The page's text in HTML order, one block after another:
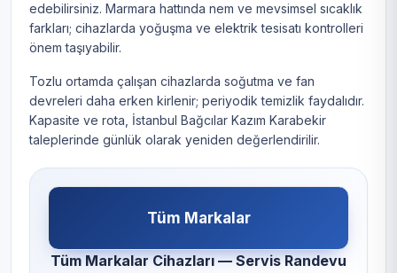
edebilirsiniz. Marmara hattında nem ve mevsimsel sıcaklık
farkları; cihazlarda yoğuşma ve elektrik tesisatı kontrolleri
önem taşıyabilir.
Tozlu ortamda çalışan cihazlarda soğutma ve fan
devreleri daha erken kirlenir; periyodik temizlik faydalıdır.
Kapasite ve rota, İstanbul Bağcılar Kazım Karabekir
taleplerinde günlük olarak yeniden değerlendirilir.
Tüm Markalar
Tüm Markalar Cihazları — Servis Randevu